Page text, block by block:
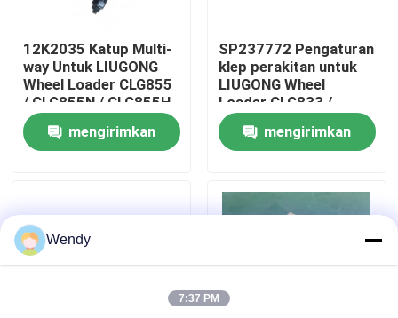
Kontrol kualitas
Hubungi kami
Kasus
12K2035 Katup Multi-
way Untuk LIUGONG
Wheel Loader CLG855
/ CLG855N / CLG855H
CLG856 / CLG856H
CLG50CN / CLG50C
mengirimkan
SP237772 Pengaturan
klep perakitan untuk
LIUGONG Wheel
Loader CLG833 /
CLG833H CLG835 /
CLG835H CLG836 /
CLG836H ZL30E /
mengirimkan
Wendy
7:37 PM